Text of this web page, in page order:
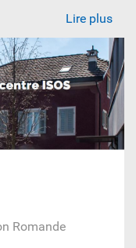
Romande
Lire plus